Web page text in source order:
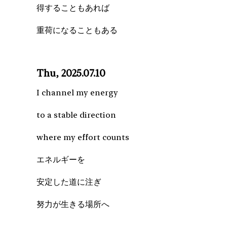
得することもあれば
重荷になることもある
Thu, 2025.07.10
I channel my energy
to a stable direction
where my effort counts
エネルギーを
安定した道に注ぎ
努力が生きる場所へ